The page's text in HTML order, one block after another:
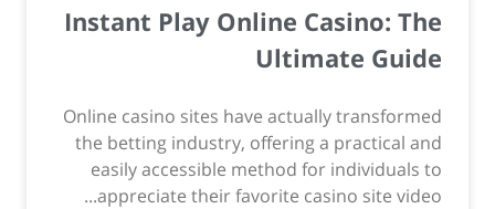
Instant Play Online Casino: The
Ultimate Guide
Online casino sites have actually transformed
the betting industry, offering a practical and
easily accessible method for individuals to
appreciate their favorite casino site video...